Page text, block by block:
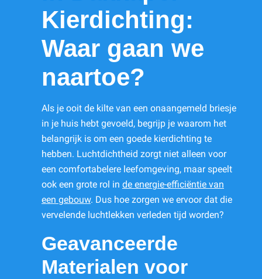
Kierdichting:
Waar gaan we
naartoe?
Als je ooit de kilte van een onaangemeld briesje
in je huis hebt gevoeld, begrijp je waarom het
belangrijk is om een goede kierdichting te
hebben. Luchtdichtheid zorgt niet alleen voor
een comfortabelere leefomgeving, maar speelt
ook een grote rol in de energie-efficiëntie van
een gebouw. Dus hoe zorgen we ervoor dat die
vervelende luchtlekken verleden tijd worden?
Geavanceerde
Materialen voor